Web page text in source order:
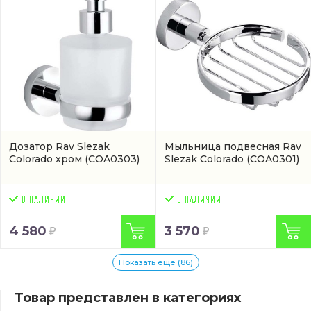
Дозатор Rav Slezak
Colorado хром (COA0303)
4 580
Мыльница подвесная Rav
Slezak Colorado (COA0301)
3 570
Показать еще (86)
Товар представлен в категориях